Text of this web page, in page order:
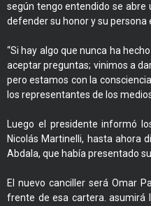
según tengo entendido se abre
defender su honor y su persona
“Si hay algo que nunca ha
aceptar preguntas; vinimos a
pero estamos con la
los representantes de los
Luego el presidente informó
Nicolás Martinelli, hasta ahora
Abdala, que había presentado
El nuevo canciller será Omar
frente de esa cartera. asumirá